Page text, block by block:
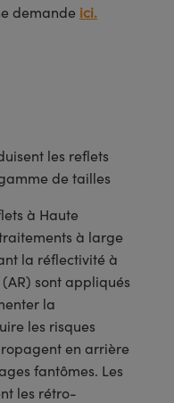
demande ici.
les reflets
de tailles
à Haute
à large
la réflectivité à
sont appliqués
la
les risques
en arrière
fantômes. Les
les rétro-